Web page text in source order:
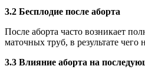
3.2 Бесплодие после aбopта
После aбopта часто возникает
маточных труб, в результате чего
3.3 Влияние aбopта на